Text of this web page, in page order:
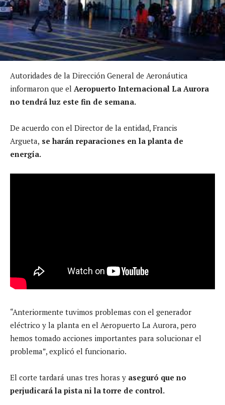
Autoridades de la Dirección General de Aeronáutica
informaron que el Aeropuerto Internacional La Aurora
no tendrá luz este fin de semana.
De acuerdo con el Director de la entidad, Francis
Argueta, se harán reparaciones en la planta de
energía.
“Anteriormente tuvimos problemas con el generador
eléctrico y la planta en el Aeropuerto La Aurora, pero
hemos tomado acciones importantes para solucionar el
problema”, explicó el funcionario.
El corte tardará unas tres horas y aseguró que no
perjudicará la pista ni la torre de control.